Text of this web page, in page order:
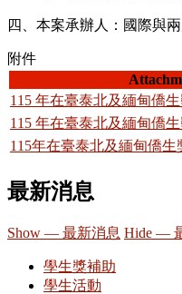
四、本案承辦人：國際與
附件
115 年在臺泰北及緬甸僑
115 年在臺泰北及緬甸僑
115年在臺泰北及緬甸僑生
最新消息
Show — 最新消息 Hide —
學生獎補助
學生活動